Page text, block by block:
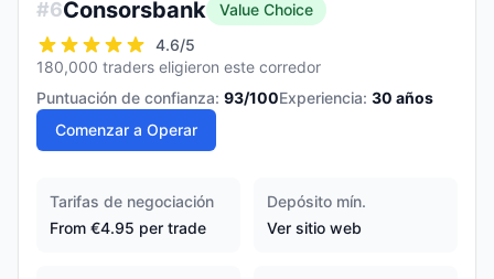
#6Consorsbank
Value Choice
4.6/5
180,000 traders eligieron este corredor
Puntuación de confianza: 93/100Experiencia: 30 años
Comenzar a Operar
Tarifas de negociación
From €4.95 per trade
Depósito mín.
Ver sitio web